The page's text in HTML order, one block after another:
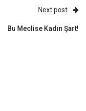
Next post
Bu Meclise Kadın Şart!